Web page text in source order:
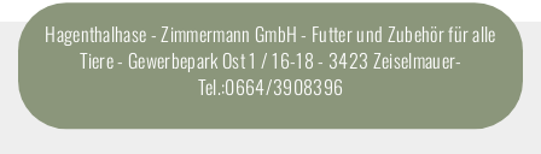
Hagenthalhase - Zimmermann GmbH - Futter und Zubehör für alle
Tiere - Gewerbepark Ost 1 / 16-18 - 3423 Zeiselmauer-
Tel.:0664/3908396